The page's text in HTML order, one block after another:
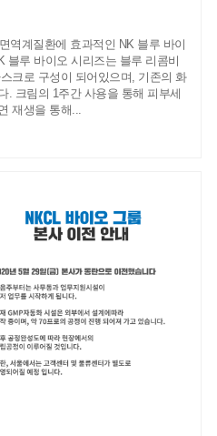
역계질환에 효과적인 NK 블루 바이
블루 바이오 시리즈는 블루 리콤비
크로 구성이 되어있으며, 기존의 화
. 크림의 1주간 사용을 통해 피부세
재생을 통해...